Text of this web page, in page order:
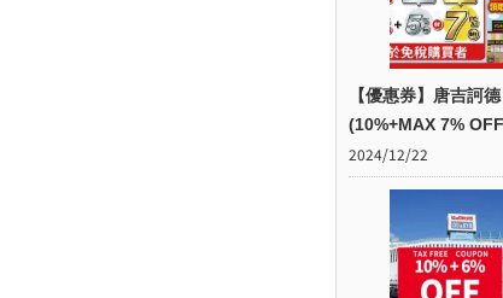
【優惠券】唐吉訶德
(10%+MAX 7%
2024/12/22